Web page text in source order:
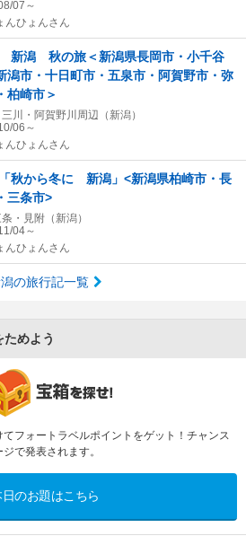
07～
んひょんさん
新潟 秋の旅＜新潟県長岡市・小千谷
潟市・十日町市・五泉市・阿賀野市・弥
柏崎市＞
川・阿賀野川周辺（新潟）
06～
んひょんさん
秋から冬に 新潟」<新潟県柏崎市・長
三条市>
・見附（新潟）
04～
んひょんさん
の旅行記一覧
めよう
フォートラベルポイントをゲット！チャンス
で発表されます。
日のお題はこちら